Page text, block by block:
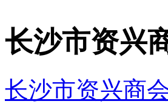
长沙市资兴
长沙市资兴商